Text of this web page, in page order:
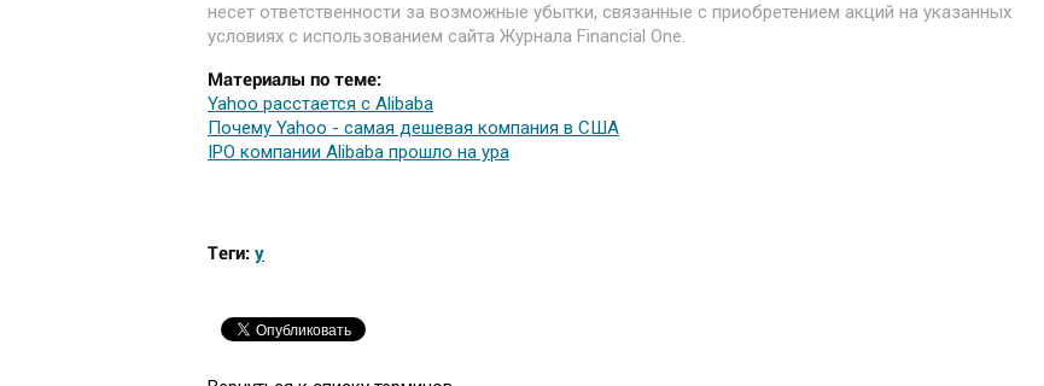
несет ответственности за возможные убытки, связанные с приобретением акций на указанных
условиях с использованием сайта Журнала Financial One.
Материалы по теме:
Yahoo расстается с Alibaba
Почему Yahoo - самая дешевая компания в США
IPO компании Alibaba прошло на ура
Теги: y